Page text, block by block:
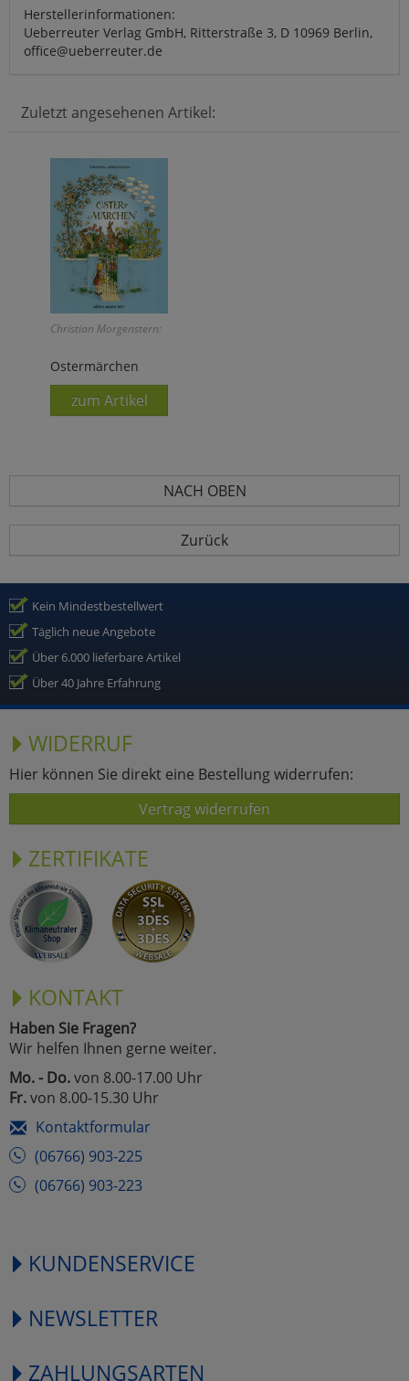
Herstellerinformationen:
Ueberreuter Verlag GmbH, Ritterstraße 3, D 10969 Berlin,
office@ueberreuter.de
Zuletzt angesehenen Artikel:
Christian Morgenstern:
Ostermärchen
zum Artikel
NACH OBEN
Zurück
Kein Mindestbestellwert
Täglich neue Angebote
Über 6.000 lieferbare Artikel
Über 40 Jahre Erfahrung
WIDERRUF
Hier können Sie direkt eine Bestellung widerrufen:
Vertrag widerrufen
ZERTIFIKATE
KONTAKT
Haben Sie Fragen?
Wir helfen Ihnen gerne weiter.
Mo. - Do.von 8.00-17.00 Uhr
Fr.von 8.00-15.30 Uhr
Kontaktformular
(06766) 903-225
(06766) 903-223
KUNDENSERVICE
NEWSLETTER
ZAHLUNGSARTEN